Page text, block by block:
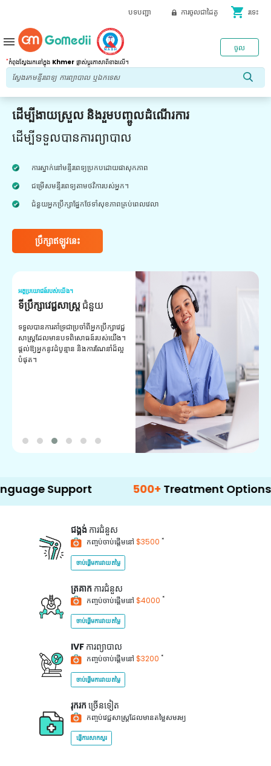
បទបញ្ជា ការចូលជាដៃគូ shopping_cart រទេះ
*កំពុងស្វែងរកនៅក្នុង Khmer ផ្លាស់ប្តូរភាសាពីខាងលើ។
ចូល
menu
ដើម្បីងាយស្រួល និងរួមបញ្ចូលដំណើរការ
ដើម្បីទទួលបានការព្យាបាល
ការស្នាក់នៅមន្ទីរពេទ្យប្រកបដោយផាសុកភាព
ជម្រើសមន្ទីរពេទ្យតាមថវិការបស់អ្នក។
ជំនួយអ្នកប្រឹក្សាផ្នែកថែទាំសុខភាពគ្រប់ពេលវេលា
ប្រឹក្សាឥឡូវនេះ
អត្ថប្រយោជន៍របស់យើង។
ទីប្រឹក្សាវេជ្ជសាស្ត្រជំនួយ
ទទួលបានការគាំទ្រជាប្រចាំពីអ្នកប្រឹក្សាវេជ្ជ
សាស្ត្រដែលមានបទពិសោធន៍របស់យើង។
ផ្តល់ឱ្យអ្នកនូវដំបូន្មាន និងការណែនាំដ៏ល្អ
បំផុត។
Support 500+ Treatment Options
ជង្គង់ ការជំនួស
កញ្ចប់ចាប់ផ្តើមនៅ $3500 *
ចាប់ផ្តើមការវាយតម្លៃ
ត្រគាក ការជំនួស
កញ្ចប់ចាប់ផ្តើមនៅ $4000 *
ចាប់ផ្តើមការវាយតម្លៃ
IVF ការព្យាបាល
កញ្ចប់ចាប់ផ្តើមនៅ $3200 *
ចាប់ផ្តើមការវាយតម្លៃ
រុករក ច្រើនទៀត
កញ្ចប់វេជ្ជសាស្ត្រដែលមានតម្លៃសមរម្យ
ផ្ញើការសាកសួរ